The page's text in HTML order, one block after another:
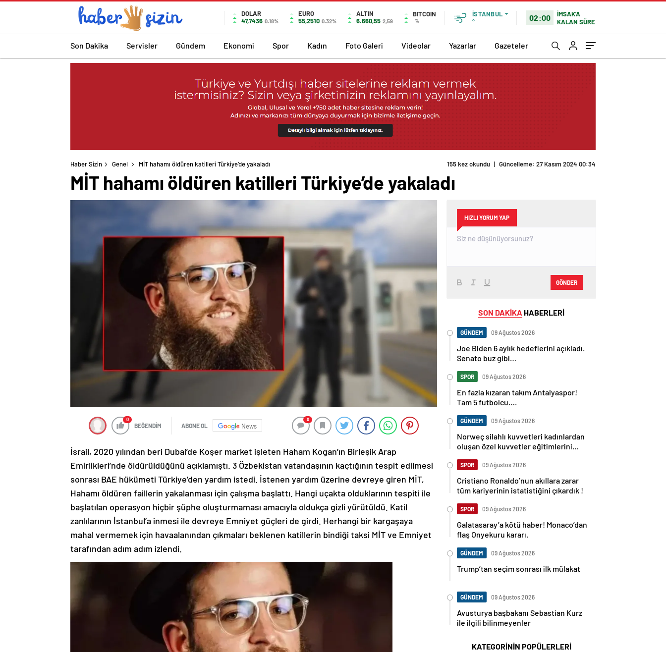
DOLAR
47,7436 0.18%
EURO
55,2510 0.32%
ALTIN
6.660,55 2,59
BITCOIN
%
İSTANBUL
°
02:00
İMSAK'A
KALAN SÜRE
Son Dakika Servisler Gündem Ekonomi Spor Kadın Foto Galeri Videolar Yazarlar Gazeteler
Haber Sizin Genel MİT hahamı öldüren katilleri Türkiye’de yakaladı 155 kez okundu | Güncelleme: 27 Kasım 2024 00:34
MİT hahamı öldüren katilleri Türkiye’de yakaladı
0
BEĞENDİM ABONE OL News
0
İsrail, 2020 yılından beri Dubai’de Koşer market işleten Haham Kogan’ın Birleşik Arap
Emirlikleri’nde öldürüldüğünü açıklamıştı. 3 Özbekistan vatandaşının kaçtığının tespit edilmesi
sonrası BAE hükümeti Türkiye’den yardım istedi. İstenen yardım üzerine devreye giren MİT,
Hahamı öldüren faillerin yakalanması için çalışma başlattı. Hangi uçakta olduklarının tespiti ile
başlatılan operasyon hiçbir şüphe oluşturmaması amacıyla oldukça gizli yürütüldü. Katil
zanlılarının İstanbul’a inmesi ile devreye Emniyet güçleri de girdi. Herhangi bir kargaşaya
mahal vermemek için havaalanından çıkmaları beklenen katillerin bindiği taksi MİT ve Emniyet
tarafından adım adım izlendi.
HIZLI YORUM YAP
GÖNDER
SON DAKİKA HABERLERİ
GÜNDEM 09 Ağustos 2026
Joe Biden 6 aylık hedeflerini açıkladı.
Senato buz gibi…
SPOR 09 Ağustos 2026
En fazla kızaran takım Antalyaspor!
Tam 5 futbolcu….
GÜNDEM 09 Ağustos 2026
Norweç silahlı kuvvetleri kadınlardan
oluşan özel kuvvetler eğitimlerini
SPOR 09 Ağustos 2026
Cristiano Ronaldo’nun akıllara zarar
tüm kariyerinin istatistiğini çıkardık !
SPOR 09 Ağustos 2026
Galatasaray’a kötü haber! Monaco’dan
flaş Onyekuru kararı.
GÜNDEM 09 Ağustos 2026
Trump’tan seçim sonrası ilk mülakat
GÜNDEM 09 Ağustos 2026
Avusturya başbakanı Sebastian Kurz
ile ilgili bilinmeyenler
KATEGORİNİN POPÜLERLERİ